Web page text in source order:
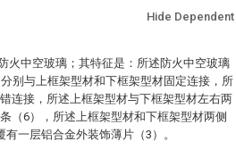
Hide Dependent
火中空玻璃；其特征是：所述防火中空玻璃
别与上框架型材和下框架型材固定连接，所
连接，所述上框架型材与下框架型材左右两
（6），所述上框架型材和下框架型材两侧
一层铝合金外装饰薄片（3）。